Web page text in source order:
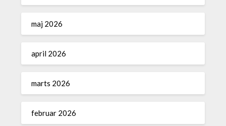
maj 2026
april 2026
marts 2026
februar 2026